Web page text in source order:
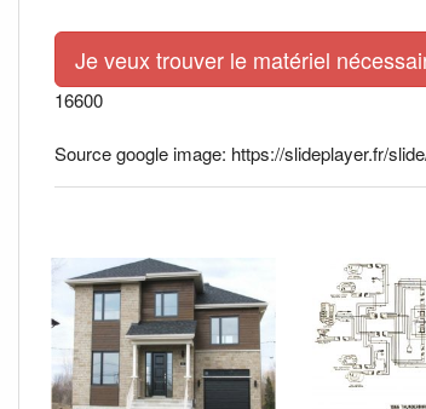
Je veux trouver le matériel
16600
Source google image: https://slideplayer.fr/